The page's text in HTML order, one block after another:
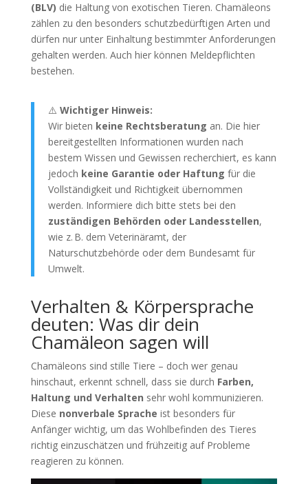
(BLV) die Haltung von exotischen Tieren. Chamäleons
zählen zu den besonders schutzbedürftigen Arten und
dürfen nur unter Einhaltung bestimmter Anforderungen
gehalten werden. Auch hier können Meldepflichten
bestehen.
⚠️ Wichtiger Hinweis:
Wir bieten keine Rechtsberatung an. Die hier
bereitgestellten Informationen wurden nach
bestem Wissen und Gewissen recherchiert, es kann
jedoch keine Garantie oder Haftung für die
Vollständigkeit und Richtigkeit übernommen
werden. Informiere dich bitte stets bei den
zuständigen Behörden oder Landesstellen,
wie z. B. dem Veterinäramt, der
Naturschutzbehörde oder dem Bundesamt für
Umwelt.
Verhalten & Körpersprache
deuten: Was dir dein
Chamäleon sagen will
Chamäleons sind stille Tiere – doch wer genau
hinschaut, erkennt schnell, dass sie durch Farben,
Haltung und Verhalten sehr wohl kommunizieren.
Diese nonverbale Sprache ist besonders für
Anfänger wichtig, um das Wohlbefinden des Tieres
richtig einzuschätzen und frühzeitig auf Probleme
reagieren zu können.